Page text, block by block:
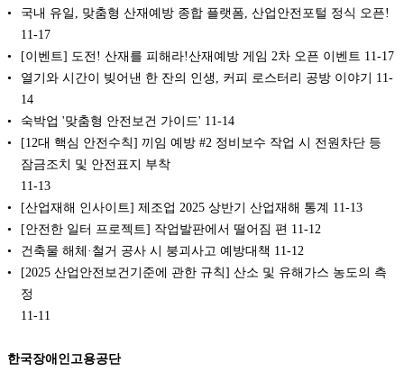
국내 유일, 맞춤형 산재예방 종합 플랫폼, 산업안전포털 정식 오픈!
11-17
[이벤트] 도전! 산재를 피해라!산재예방 게임 2차 오픈 이벤트 11-17
열기와 시간이 빚어낸 한 잔의 인생, 커피 로스터리 공방 이야기 11-
14
숙박업 '맞춤형 안전보건 가이드' 11-14
[12대 핵심 안전수칙] 끼임 예방 #2 정비보수 작업 시 전원차단 등
잠금조치 및 안전표지 부착
11-13
[산업재해 인사이트] 제조업 2025 상반기 산업재해 통계 11-13
[안전한 일터 프로젝트] 작업발판에서 떨어짐 편 11-12
건축물 해체·철거 공사 시 붕괴사고 예방대책 11-12
[2025 산업안전보건기준에 관한 규칙] 산소 및 유해가스 농도의 측
정
11-11
한국장애인고용공단